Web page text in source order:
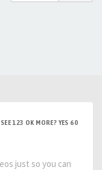
123 OK MORE? YES 60
just so you can